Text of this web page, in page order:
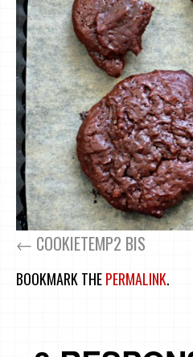
COOKIETEMP2 BIS
BOOKMARK THEPERMALINK.